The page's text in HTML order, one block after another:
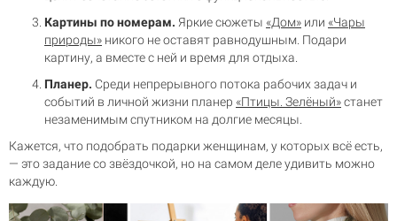
Картины по номерам. Яркие сюжеты «Дом» или «Чары
природы» никого не оставят равнодушным. Подари
картину, а вместе с ней и время для отдыха.
Планер. Среди непрерывного потока рабочих задач и
событий в личной жизни планер «Птицы. Зелёный»станет
незаменимым спутником на долгие месяцы.
Кажется, что подобрать подарки женщинам, у которых всё есть,
— это задание со звёздочкой, но на самом деле удивить можно
каждую.